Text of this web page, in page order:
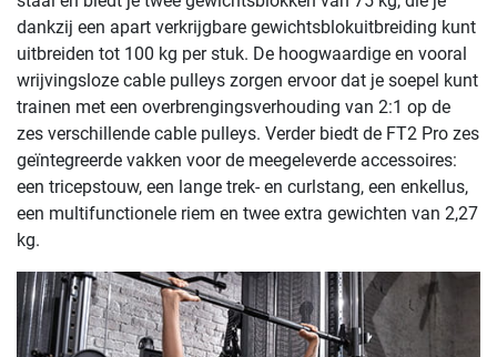
dankzij een apart verkrijgbare gewichtsblokuitbreiding kunt
uitbreiden tot 100 kg per stuk. De hoogwaardige en vooral
wrijvingsloze cable pulleys zorgen ervoor dat je soepel kunt
trainen met een overbrengingsverhouding van 2:1 op de
zes verschillende cable pulleys. Verder biedt de FT2 Pro zes
geïntegreerde vakken voor de meegeleverde accessoires:
een tricepstouw, een lange trek- en curlstang, een enkellus,
een multifunctionele riem en twee extra gewichten van 2,27
kg.